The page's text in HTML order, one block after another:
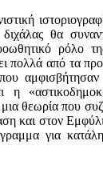
θα
ρόλο
πολλά από τα
θεωρία που
και στον
για